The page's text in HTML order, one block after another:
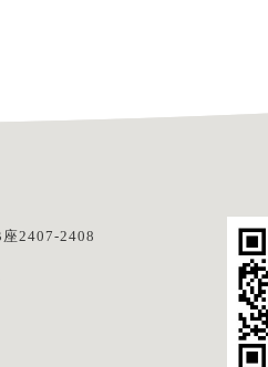
2407-2408